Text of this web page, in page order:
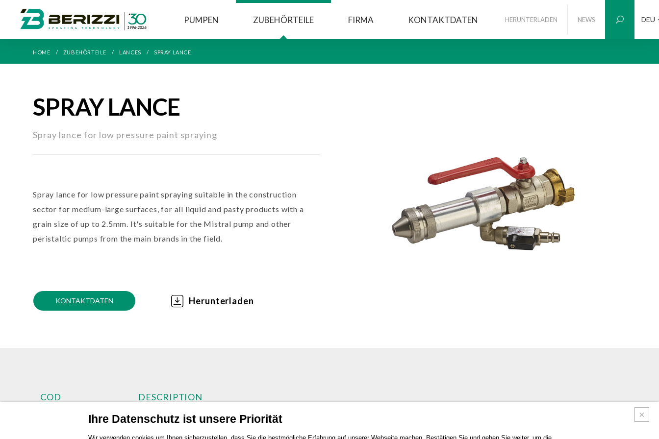
PUMPEN ZUBEHÖRTEILE FIRMA KONTAKTDATEN HERUNTERLADEN NEWS DEU
HOME ZUBEHÖRTEILE LANCES SPRAY LANCE
SPRAY LANCE
Spray lance for low pressure paint spraying
Spray lance for low pressure paint spraying suitable in the construction
sector for medium-large surfaces, for all liquid and pasty products with a
grain size of up to 2.5mm. It's suitable for the Mistral pump and other
peristaltic pumps from the main brands in the field.
KONTAKTDATEN Herunterladen
COD DESCRIPTION
Ihre Datenschutz ist unsere Priorität